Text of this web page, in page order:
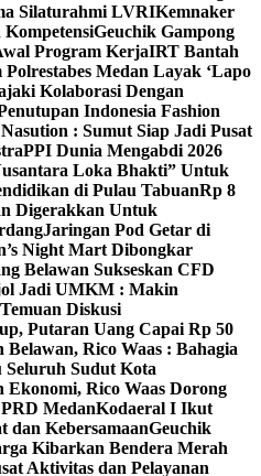
Silaturahmi LVRIKemnaker
Geuchik Gampong
Program KerjaIRT Bantah
Medan Layak ‘Lapo
Kolaborasi Dengan
Indonesia Fashion
: Sumut Siap Jadi Pusat
PPI Dunia Mengabdi 2026
Loka Bhakti” Untuk
di Pulau TabuanRp 8
Digerakkan Untuk
Jaringan Pod Getar di
Night Mart Dibongkar
Belawan Sukseskan CFD
Jadi UMKM : Makin
Diskusi
Putaran Uang Capai Rp 50
Rico Waas : Bahagia
Seluruh Sudut Kota
Ekonomi, Rico Waas Dorong
MedanKodaeral I Ikut
dan KebersamaanGeuchik
Kibarkan Bendera Merah
Aktivitas dan Pelayanan